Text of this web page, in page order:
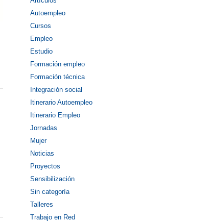
Autoempleo
Cursos
Empleo
Estudio
Formación empleo
Formación técnica
Integración social
Itinerario Autoempleo
Itinerario Empleo
Jornadas
Mujer
Noticias
Proyectos
Sensibilización
Sin categoría
Talleres
Trabajo en Red